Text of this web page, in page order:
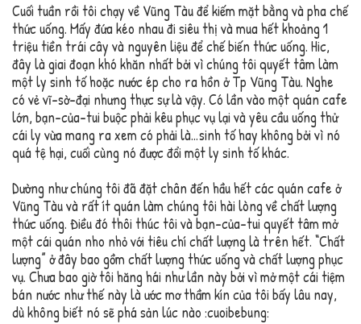
Cuối tuần rồi tôi chạy về Vũng Tàu để kiếm mặt bằng và pha chế
thức uống. Mấy đứa kéo nhau đi siêu thị và mua hết khoảng 1
triệu tiền trái cây và nguyên liệu để chế biến thức uống. Hic,
đây là giai đoạn khó khăn nhất bởi vì chúng tôi quyết tâm làm
một ly sinh tố hoặc nước ép cho ra hồn ở Tp Vũng Tàu. Nghe
có vẻ vĩ-sờ-đại nhưng thực sự là vậy. Có lần vào một quán cafe
lớn, bạn-của-tui buộc phải kêu phục vụ lại và yêu cầu uống thử
cái ly vừa mang ra xem có phải là…sinh tố hay không bởi vì nó
quá tệ hại, cuối cùng nó được đổi một ly sinh tố khác.
Dường như chúng tôi đã đặt chân đến hầu hết các quán cafe ở
Vũng Tàu và rất ít quán làm chúng tôi hài lòng về chất lượng
thức uống. Điều đó thôi thúc tôi và bạn-của-tui quyết tâm mở
một cái quán nho nhỏ với tiêu chí chất lượng là trên hết. “Chất
lượng” ở đây bao gồm chất lượng thức uống và chất lượng phục
vụ. Chưa bao giờ tôi hăng hái như lần này bởi vì mở một cái tiệm
bán nước như thế này là ước mơ thầm kín của tôi bấy lâu nay,
dù không biết nó sẽ phá sản lúc nào :cuoibebung: